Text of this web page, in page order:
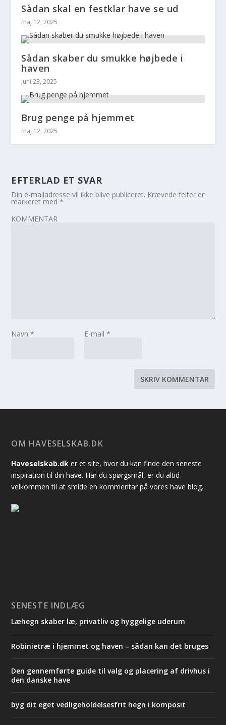
Sådan skal en festklar have se ud
maj 12, 2025
Sådan skaber du smukke højbede i
haven
juni 23, 2025
Brug penge på hjemmet
maj 12, 2025
EFTERLAD ET SVAR
Din e-mailadresse vil ikke blive publiceret. Krævede felter er
markeret med*
KOMMENTAR
Navn* E-mail *
OM HAVESELSKAB.DK
Haveselskab.dk er et site, hvor du kan finde den seneste
inspiration til din have. Har du spørgsmål, er du altid
velkommen til at smide en kommentar på vores have blog.
SENESTE INDLÆG
Læhegn skaber læ, privatliv og hyggelige uderum
Robinietræ i hjemmet og haven – sådan kan det bruges
Den gennemførte guide til valg og placering af drivhus i
den danske have
byg dit eget vedligeholdelsesfrit hegn i komposit